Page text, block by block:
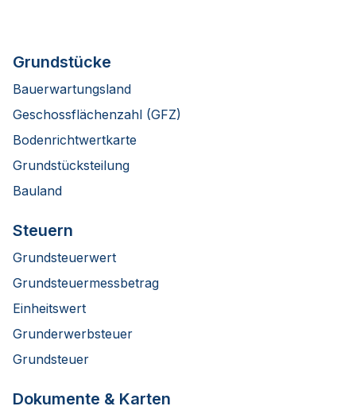
Grundstücke
Bauerwartungsland
Geschossflächenzahl (GFZ)
Bodenrichtwertkarte
Grundstücksteilung
Bauland
Steuern
Grundsteuerwert
Grundsteuermessbetrag
Einheitswert
Grunderwerbsteuer
Grundsteuer
Dokumente & Karten